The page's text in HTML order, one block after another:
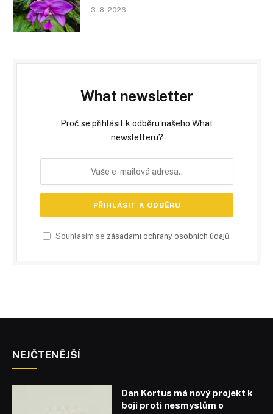
3. 8. 2026
What newsletter
Proč se přihlásit k odběru našeho What
newsletteru?
Souhlasím se zásadami ochrany osobních údajů
NEJČTENĚJŠÍ
Dan Kortus má nový projekt k
boji proti nesmyslům o